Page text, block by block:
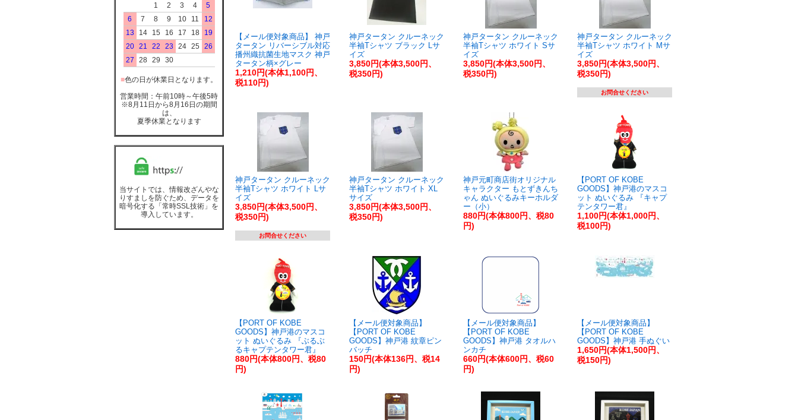
1
2 3 4
5
6
7 8 9 10 11
12
13
14 15 16 17 18
19
20
21 22 23 24 25
26
27
28 29 30
■色の日が休業日となります。
営業時間：午前10時～午後5時
※8月11日から8月16日の期間
は、
夏季休業となります
当サイトでは、情報改ざんやな
りすましを防ぐため、データを
暗号化する「常時SSL技術」を
導入しています。
【メール便対象商品】 神戸
タータン リバーシブル対応
播州織抗菌生地マスク 神戸
タータン柄×グレー
1,210円(本体1,100円、
税110円)
神戸タータン クルーネック
半袖Tシャツ ブラック Lサ
イズ
3,850円(本体3,500円、
税350円)
神戸タータン クルーネック
半袖Tシャツ ホワイト Sサ
イズ
3,850円(本体3,500円、
税350円)
神戸タータン クルーネック
半袖Tシャツ ホワイト Mサ
イズ
3,850円(本体3,500円、
税350円)
お問合せください
神戸タータン クルーネック
半袖Tシャツ ホワイト Lサ
イズ
3,850円(本体3,500円、
税350円)
お問合せください
神戸タータン クルーネック
半袖Tシャツ ホワイト XL
サイズ
3,850円(本体3,500円、
税350円)
神戸元町商店街オリジナル
キャラクター もとずきんち
ゃん ぬいぐるみキーホルダ
ー（小）
880円(本体800円、税80
円)
【PORT OF KOBE
GOODS】神戸港のマスコ
ット ぬいぐるみ 『キャプ
テンタワー君』
1,100円(本体1,000円、
税100円)
【PORT OF KOBE
GOODS】神戸港のマスコ
ット ぬいぐるみ 『ぶるぶ
るキャプテンタワー君』
880円(本体800円、税80
円)
【メール便対象商品】
【PORT OF KOBE
GOODS】神戸港 紋章ピン
バッチ
150円(本体136円、税14
円)
【メール便対象商品】
【PORT OF KOBE
GOODS】神戸港 タオルハ
ンカチ
660円(本体600円、税60
円)
【メール便対象商品】
【PORT OF KOBE
GOODS】神戸港 手ぬぐい
1,650円(本体1,500円、
税150円)